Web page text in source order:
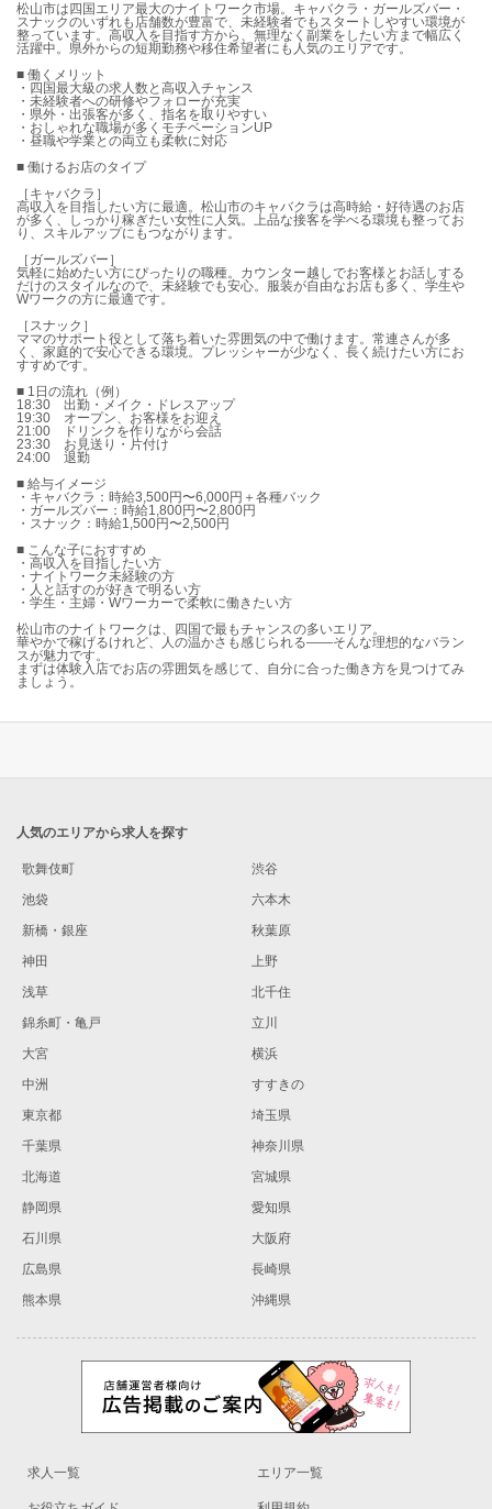
松山市は四国エリア最大のナイトワーク市場。キャバクラ・ガールズバー・
スナックのいずれも店舗数が豊富で、未経験者でもスタートしやすい環境が
整っています。高収入を目指す方から、無理なく副業をしたい方まで幅広く
活躍中。県外からの短期勤務や移住希望者にも人気のエリアです。
■ 働くメリット
・四国最大級の求人数と高収入チャンス
・未経験者への研修やフォローが充実
・県外・出張客が多く、指名を取りやすい
・おしゃれな職場が多くモチベーションUP
・昼職や学業との両立も柔軟に対応
■ 働けるお店のタイプ
［キャバクラ］
高収入を目指したい方に最適。松山市のキャバクラは高時給・好待遇のお店
が多く、しっかり稼ぎたい女性に人気。上品な接客を学べる環境も整ってお
り、スキルアップにもつながります。
［ガールズバー］
気軽に始めたい方にぴったりの職種。カウンター越しでお客様とお話しする
だけのスタイルなので、未経験でも安心。服装が自由なお店も多く、学生や
Wワークの方に最適です。
［スナック］
ママのサポート役として落ち着いた雰囲気の中で働けます。常連さんが多
く、家庭的で安心できる環境。プレッシャーが少なく、長く続けたい方にお
すすめです。
■ 1日の流れ（例）
18:30 出勤・メイク・ドレスアップ
19:30 オープン、お客様をお迎え
21:00 ドリンクを作りながら会話
23:30 お見送り・片付け
24:00 退勤
■ 給与イメージ
・キャバクラ：時給3,500円〜6,000円＋各種バック
・ガールズバー：時給1,800円〜2,800円
・スナック：時給1,500円〜2,500円
■ こんな子におすすめ
・高収入を目指したい方
・ナイトワーク未経験の方
・人と話すのが好きで明るい方
・学生・主婦・Wワーカーで柔軟に働きたい方
松山市のナイトワークは、四国で最もチャンスの多いエリア。
華やかで稼げるけれど、人の温かさも感じられる——そんな理想的なバラン
スが魅力です。
まずは体験入店でお店の雰囲気を感じて、自分に合った働き方を見つけてみ
ましょう。
人気のエリアから求人を探す
歌舞伎町
渋谷
池袋
六本木
新橋・銀座
秋葉原
神田
上野
浅草
北千住
錦糸町・亀戸
立川
大宮
横浜
中洲
すすきの
東京都
埼玉県
千葉県
神奈川県
北海道
宮城県
静岡県
愛知県
石川県
大阪府
広島県
長崎県
熊本県
沖縄県
求人一覧 エリア一覧